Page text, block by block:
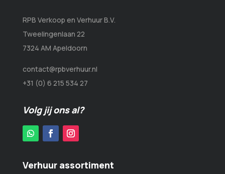
RPB Verkoop en Verhuur B.V.
Tweelingenlaan 22
7324 AM Apeldoorn
contact@rpbverhuur.nl
+31 (0) 6 215 534 27
Volg jij ons al?
Verhuur assortiment